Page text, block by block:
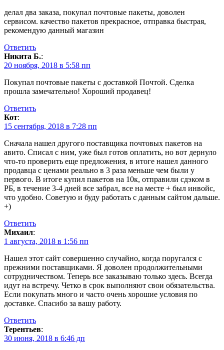
делал два заказа, покупал почтовые пакеты, доволен
сервисом. качество пакетов прекрасное, отправка быстрая,
рекомендую данный магазин
Ответить
Никита Б.:
20 ноября, 2018 в 5:58 пп
Покупал почтовые пакеты с доставкой Почтой. Сделка
прошла замечательно! Хороший продавец!
Ответить
Кот:
15 сентября, 2018 в 7:28 пп
Сначала нашел другого поставщика почтовых пакетов на
авито. Списал с ним, уже был готов оплатить, но вот дернуло
что-то проверить еще предложения, в итоге нашел данного
продавца с ценами реально в 3 раза меньше чем были у
первого. В итоге купил пакетов на 10к, отправили сдэком в
РБ, в течение 3-4 дней все забрал, все на месте + был инвойс,
что удобно. Советую и буду работать с данным сайтом дальше.
+)
Ответить
Михаил:
1 августа, 2018 в 1:56 пп
Нашел этот сайт совершенно случайно, когда поругался с
прежними поставщиками. Я доволен продолжительными
сотрудничеством. Теперь все заказываю только здесь. Всегда
идут на встречу. Четко в срок выполняют свои обязательства.
Если покупать много и часто очень хорошие условия по
доставке. Спасибо за вашу работу.
Ответить
Терентьев:
30 июня, 2018 в 6:46 дп